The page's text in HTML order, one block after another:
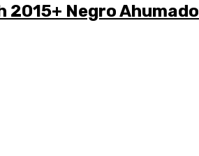
2015+ Negro Ahumado